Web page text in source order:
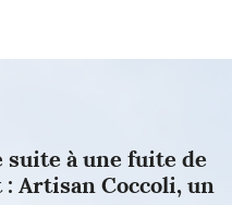
à une fuite de
Artisan Coccoli, un